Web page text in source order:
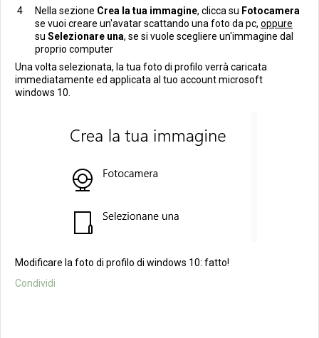
Nella sezione Crea la tua immagine, clicca su Fotocamera
se vuoi creare un'avatar scattando una foto da pc, oppure
su Selezionare una, se si vuole scegliere un'immagine dal
proprio computer
Una volta selezionata, la tua foto di profilo verrà caricata
immediatamente ed applicata al tuo account microsoft
windows 10.
Modificare la foto di profilo di windows 10: fatto!
Condividi